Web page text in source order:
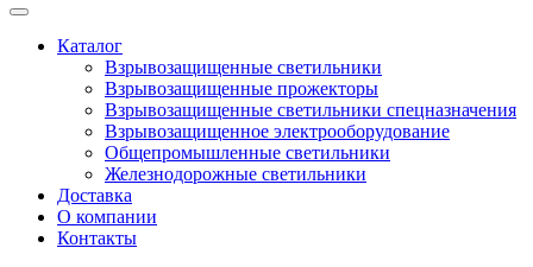
Каталог
Взрывозащищенные светильники
Взрывозащищенные прожекторы
Взрывозащищенные светильники спецназначения
Взрывозащищенное электрооборудование
Общепромышленные светильники
Железнодорожные светильники
Доставка
О компании
Контакты